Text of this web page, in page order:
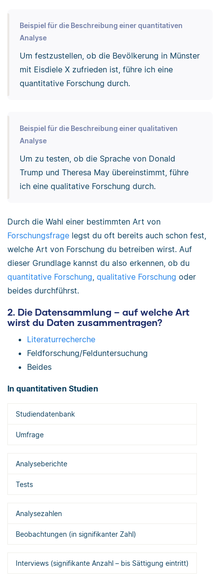
Beispiel für die Beschreibung einer quantitativen
Analyse
Um festzustellen, ob die Bevölkerung in Münster
mit Eisdiele X zufrieden ist, führe ich eine
quantitative Forschung durch.
Beispiel für die Beschreibung einer qualitativen
Analyse
Um zu testen, ob die Sprache von Donald
Trump und Theresa May übereinstimmt, führe
ich eine qualitative Forschung durch.
Durch die Wahl einer bestimmten Art von
Forschungsfrage legst du oft bereits auch schon fest,
welche Art von Forschung du betreiben wirst. Auf
dieser Grundlage kannst du also erkennen, ob du
quantitative Forschung, qualitative Forschung oder
beides durchführst.
2. Die Datensammlung – auf welche Art
wirst du Daten zusammentragen?
Literaturrecherche
Feldforschung/Felduntersuchung
Beides
In quantitativen Studien
Studiendatenbank
Umfrage
Analyseberichte
Tests
Analysezahlen
Beobachtungen (in signifikanter Zahl)
Interviews (signifikante Anzahl – bis Sättigung eintritt)